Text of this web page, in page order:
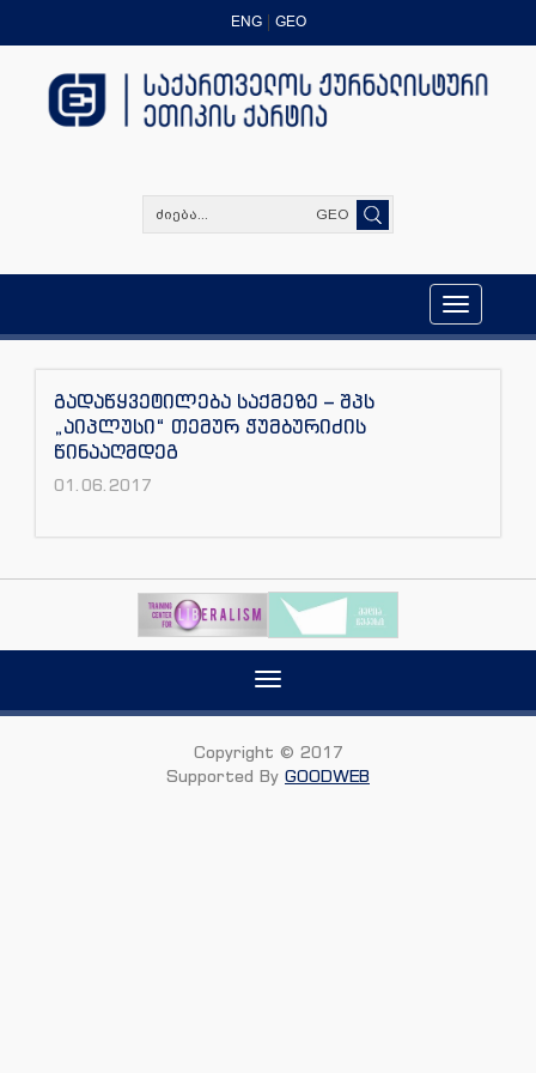
ENG GEO
GEO
Toggle
navigation
გადაწყვეტილება საქმეზე – შპს
„აიპლუსი“ თემურ ჭუმბურიძის
წინააღმდეგ
01.06.2017
Toggle
Copyright © 2017
Supported By GOODWEB